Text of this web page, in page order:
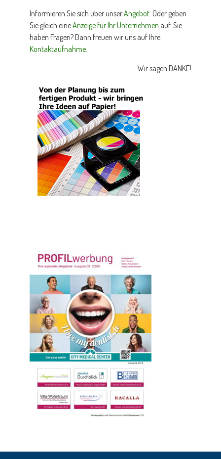
Informieren Sie sich über unserAngebot. Oder geben
Sie gleich eineAnzeige für Ihr Unternehmen auf. Sie
haben Fragen? Dann freuen wir uns auf Ihre
Kontaktaufnahme.
Wir sagen DANKE!